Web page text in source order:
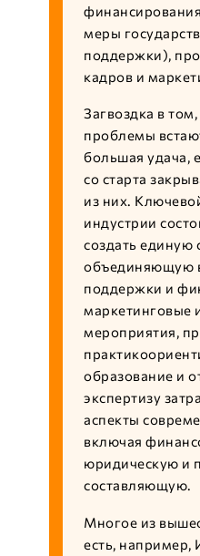
меры
поддержки),
кадров и
Загвоздка в том,
проблемы
большая удача,
со старта
из них.
индустрии
создать единую
объединяющую
поддержки и
маркетинговые
мероприятия,
образование и
экспертизу
аспекты
включая
юридическую и
составляющую.
Многое из
есть, например,